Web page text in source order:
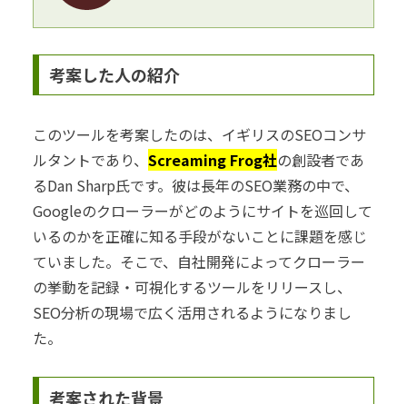
考案した人の紹介
このツールを考案したのは、イギリスのSEOコンサ
ルタントであり、 Screaming Frog社の創設者であ
るDan Sharp氏です。彼は長年のSEO業務の中で、
Googleのクローラーがどのようにサイトを巡回して
いるのかを正確に知る手段がないことに課題を感じ
ていました。そこで、自社開発によってクローラー
の挙動を記録・可視化するツールをリリースし、
SEO分析の現場で広く活用されるようになりまし
た。
考案された背景